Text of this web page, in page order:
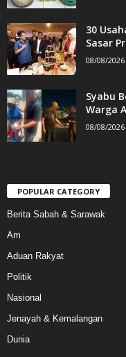
30
Sasar
08/08/2026
Syabu
Warga
08/08/2026
POPULAR CATEGORY
Berita Sabah & Sarawak
Am
Aduan Rakyat
Politik
Nasional
Jenayah & Kemalangan
Dunia